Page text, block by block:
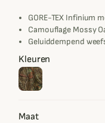
GORE-TEX Infinium
Camouflage Mossy
Geluiddempend
Kleuren
Maat